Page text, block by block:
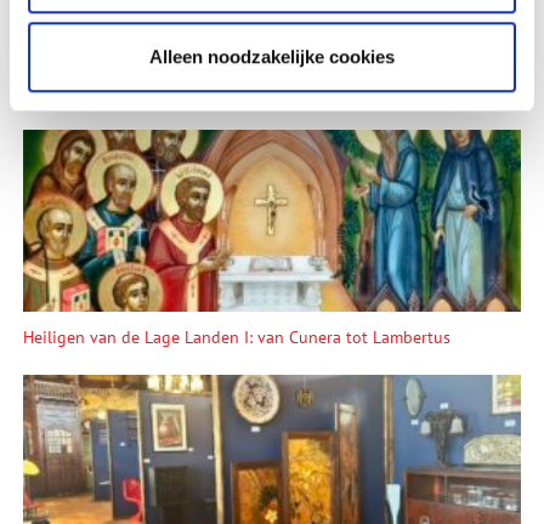
Alleen noodzakelijke cookies
Lees meer verhalen
Heiligen van de Lage Landen I: van Cunera tot Lambertus